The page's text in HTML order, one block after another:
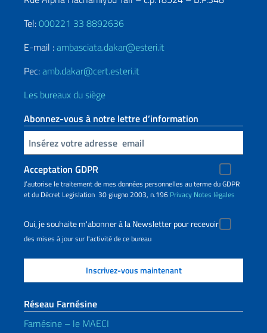
Tel:000221 33 8892636
E-mail :ambasciata.dakar@esteri.it
Pec:amb.dakar@cert.esteri.it
Les bureaux du siège
Abonnez-vous à notre lettre d’information
Insert your email
Acceptation GDPR
J’autorise le traitement de mes données personnelles au terme du GDPR
et du Décret Legislation 30 giugno 2003, n.196 Privacy Notes légales
Oui, je souhaite m'abonner à la Newsletter pour recevoir
des mises à jour sur l'activité de ce bureau
Réseau Farnésine
Farnésine – le MAECI